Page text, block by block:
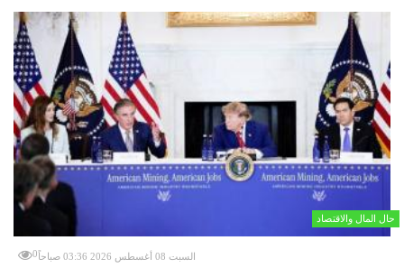
حال المال والاقتصاد
السبت 08 أغسطس 2026 03:36 صباحاً 0